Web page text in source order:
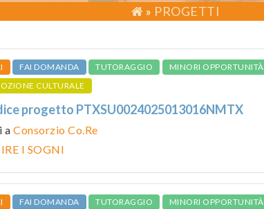
» PROGETTI
FAI DOMANDA TUTORAGGIO
MINORI OPPORTUNITÀ
CULTURALE
progetto PTXSU0024025013016NMTX
a Consorzio Co.Re
I SOGNI
FAI DOMANDA TUTORAGGIO
MINORI OPPORTUNITÀ